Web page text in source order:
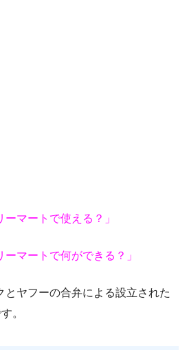
ーマートで使える？」
ーマートで何ができる？」
とヤフーの合弁による設立された
。